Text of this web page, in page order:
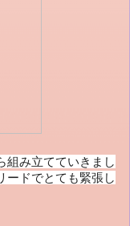
組み立てていきまし
ードでとても緊張し